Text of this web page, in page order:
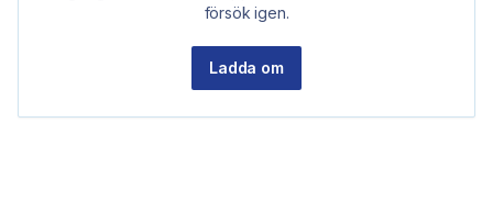
försök igen.
Ladda om